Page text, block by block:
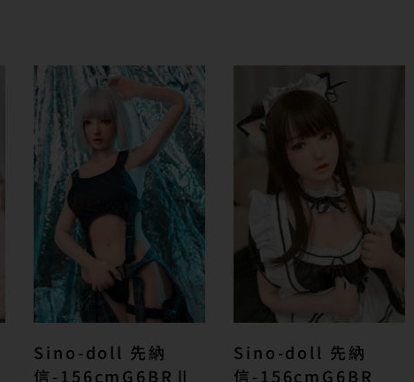
Sino-doll 先納
信-156cmG6BRⅡ
Sino-doll 先納
信-156cmG6BR